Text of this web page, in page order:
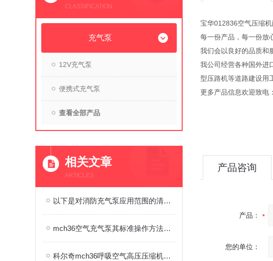
CLASSIFICATION
充气泵
12V充气泵
便携式充气泵
查看全部产品
相关文章
ARTICLES
以下是对消防充气泵应用范围的清晰归纳
mch36空气充气泵其标准操作方法与流程如下
科尔奇mch36呼吸空气高压压缩机正常运行标准
宝华012836空气压缩
每一份产品，每一份放
我们会以良好的品质和
我公司经营各种国外进
型压路机等道路建设用
更多产品信息欢迎致电
产品咨询
产品：
您的单位：